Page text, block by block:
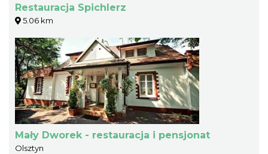
Restauracja Spichlerz
5.06 km
Mały Dworek - restauracja i pensjonat
Olsztyn